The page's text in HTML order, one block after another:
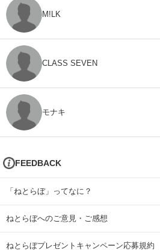
M!LK
CLASS SEVEN
モナキ
FEEDBACK
「ねとらぼ」ってなに？
ねとらぼへのご意見・ご感想
ねとらぼプレゼントキャンペーン応募規約